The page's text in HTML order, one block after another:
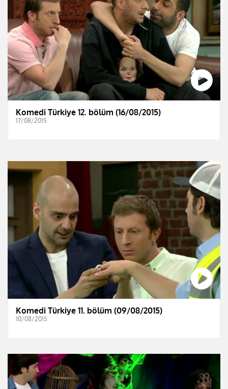
Komedi Türkiye 12. bölüm (16/08/2015)
17/08/2015
Komedi Türkiye 11. bölüm (09/08/2015)
10/08/2015